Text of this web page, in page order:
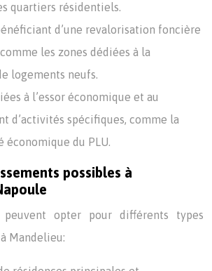
quartiers résidentiels.
d’une revalorisation foncière
les zones dédiées à la
logements neufs.
à l’essor économique et au
d’activités spécifiques, comme la
économique du PLU.
possibles à
peuvent opter pour différents types
Mandelieu: